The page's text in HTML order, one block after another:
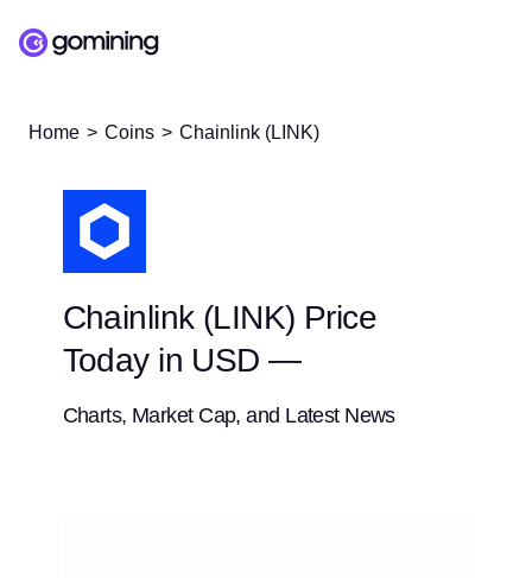
Home Coins Chainlink (LINK)
Chainlink (LINK) Price
Today in USD —
Charts, Market Cap, and Latest News